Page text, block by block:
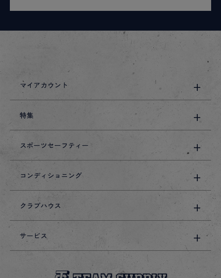
マイアカウント
特集
スポーツセーフティー
コンディショニング
クラブハウス
サービス